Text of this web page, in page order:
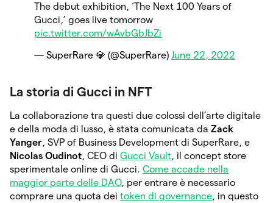
The debut exhibition, ‘The Next 100 Years of
Gucci,’ goes live tomorrow
pic.twitter.com/wAvbGbJbZi
— SuperRare 💎 (@SuperRare) June 22, 2022
La storia di Gucci in NFT
La collaborazione tra questi due colossi dell’arte digitale
e della moda di lusso, è stata comunicata da Zack
Yanger, SVP of Business Development di SuperRare, e
Nicolas Oudinot, CEO di Gucci Vault, il concept store
sperimentale online di Gucci. Come accade nella
maggior parte delle DAO, per entrare è necessario
comprare una quota dei token di governance, in questo